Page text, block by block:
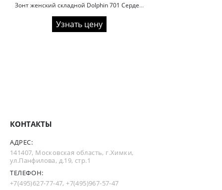
Зонт женский складной Dolphin 701 Сердечки
Узнать цену
КОНТАКТЫ
АДРЕС:
141407, Московская область, г.Химки,
ул.Панфилова, д.19, стр.1
ТЕЛЕФОН:
+7(495)627-77-47,+7(495)967-57-47